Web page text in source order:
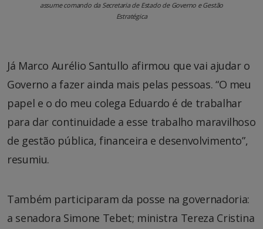
assume comando da Secretaria de Estado de Governo e Gestão
Estratégica
Já Marco Aurélio Santullo afirmou que vai ajudar o
Governo a fazer ainda mais pelas pessoas. “O meu
papel e o do meu colega Eduardo é de trabalhar
para dar continuidade a esse trabalho maravilhoso
de gestão pública, financeira e desenvolvimento”,
resumiu.
Também participaram da posse na governadoria:
a senadora Simone Tebet; ministra Tereza Cristina